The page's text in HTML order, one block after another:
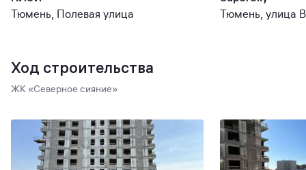
Тюмень, Полевая улица
Тюмень, улица
Ход строительства
ЖК «Северное сияние»